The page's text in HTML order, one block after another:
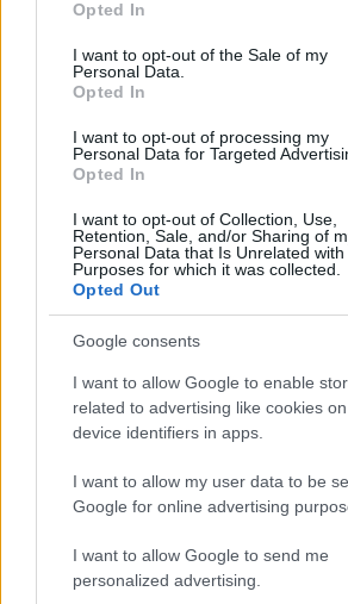
use your data for below specified
consent section.
Opted In
I want to opt-out of the Sale of my
Personal Data.
Opted In
I want to opt-out of processing my
Personal Data for Targeted
Opted In
I want to opt-out of Collection, Use,
Retention, Sale, and/or Sharing of
Personal Data that Is Unrelated
Purposes for which it was collected.
Opted Out
Google consents
I want to allow Google to enable
related to advertising like cookies
device identifiers in apps.
I want to allow my user data to be
Google for online advertising
I want to allow Google to send me
personalized advertising.
Continue lendo
Rafael Oliveira · 10 ago 2026